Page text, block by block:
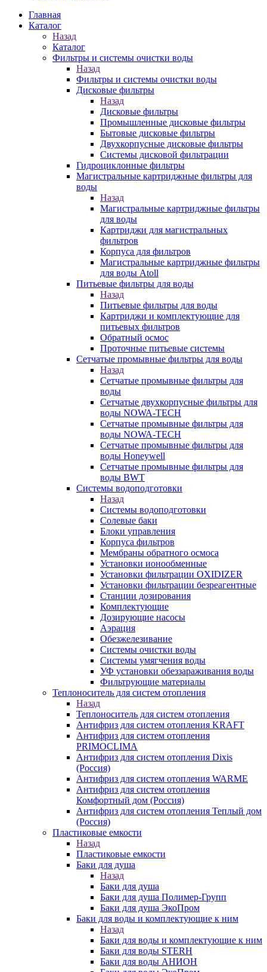
Главная
Каталог
Назад
Каталог
Фильтры и системы очистки воды
Назад
Фильтры и системы очистки воды
Дисковые фильтры
Назад
Дисковые фильтры
Промышленные дисковые фильтры
Бытовые дисковые фильтры
Двухкорпусные дисковые фильтры
Системы дисковой фильтрации
Гидроциклонные фильтры
Магистральные картриджные фильтры для
воды
Назад
Магистральные картриджные фильтры
для воды
Картриджи для магистральных
фильтров
Корпуса для фильтров
Магистральные картриджные фильтры
для воды Atoll
Питьевые фильтры для воды
Назад
Питьевые фильтры для воды
Картриджи и комплектующие для
питьевых фильтров
Обратный осмос
Проточные питьевые системы
Сетчатые промывные фильтры для воды
Назад
Сетчатые промывные фильтры для
воды
Сетчатые двухкорпусные фильтры для
воды NOWA-TECH
Сетчатые промывные фильтры для
воды NOWA-TECH
Сетчатые промывные фильтры для
воды Honeywell
Сетчатые промывные фильтры для
воды BWT
Системы водоподготовки
Назад
Системы водоподготовки
Солевые баки
Блоки управления
Корпуса фильтров
Мембраны обратного осмоса
Установки ионообменные
Установки фильтрации OXIDIZER
Установки фильтрации безреагентные
Станции дозирования
Комплектующие
Дозирующие насосы
Аэрация
Обезжелезивание
Системы очистки воды
Системы умягчения воды
УФ установки обеззараживания воды
Фильтрующие материалы
Теплоноситель для систем отопления
Назад
Теплоноситель для систем отопления
Антифриз для систем отопления KRAFT
Антифриз для систем отопления
PRIMOCLIMA
Антифриз для систем отопления Dixis
(Россия)
Антифриз для систем отопления WARME
Антифриз для систем отопления
Комфортный дом (Россия)
Антифриз для систем отопления Теплый дом
(Россия)
Пластиковые емкости
Назад
Пластиковые емкости
Баки для душа
Назад
Баки для душа
Баки для душа Полимер-Групп
Баки для душа ЭкоПром
Баки для воды и комплектующие к ним
Назад
Баки для воды и комплектующие к ним
Баки для воды STERH
Баки для воды АНИОН